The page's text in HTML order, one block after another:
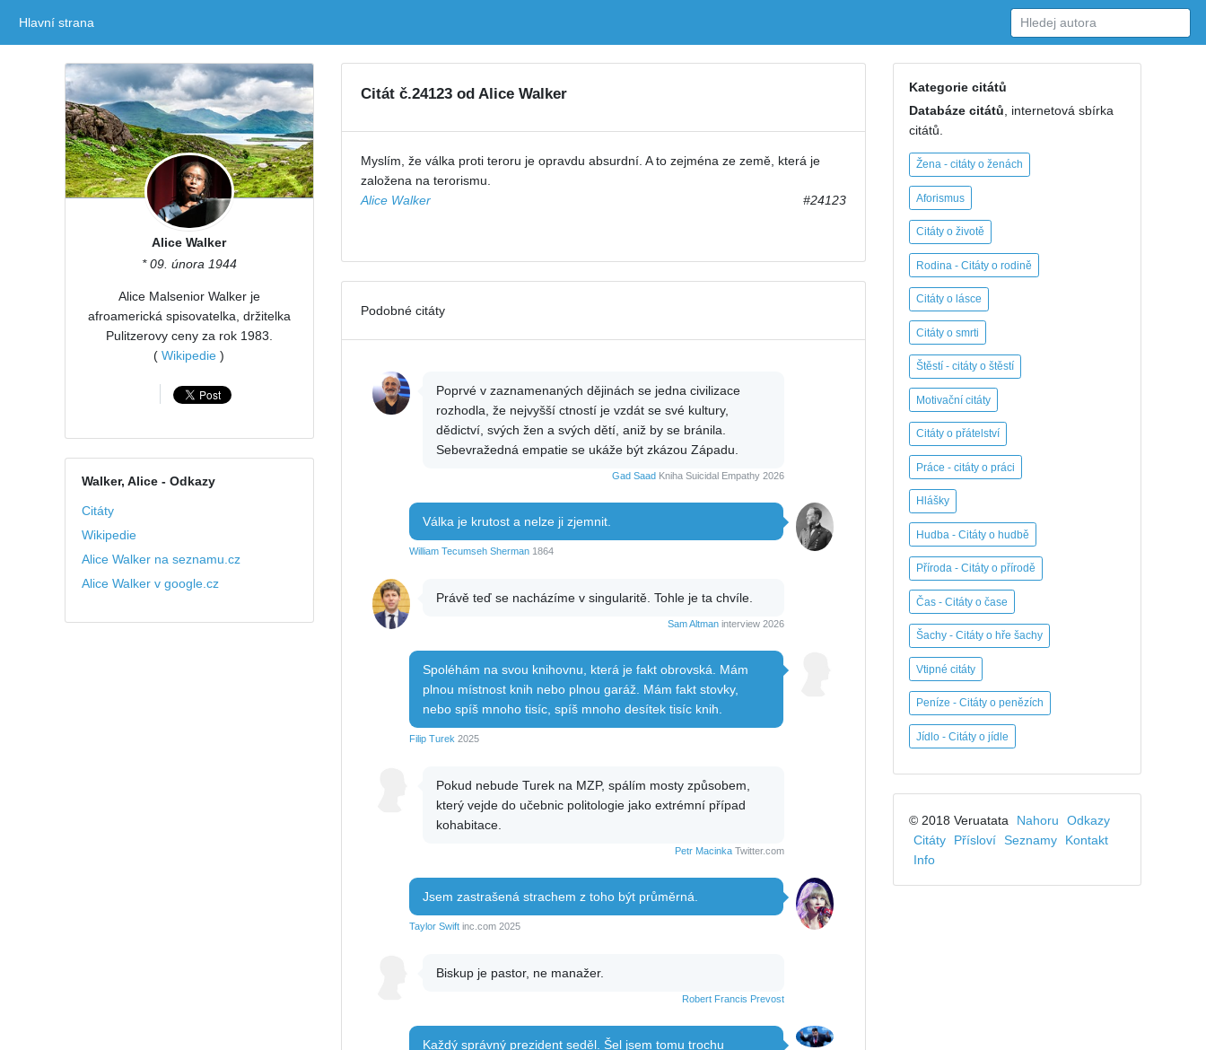
Hlavní strana
Alice Walker
* 09. února 1944
Alice Malsenior Walker je
afroamerická spisovatelka, držitelka
Pulitzerovy ceny za rok 1983.
(Wikipedie )
Walker, Alice- Odkazy
Citáty
Wikipedie
Alice Walker na seznamu.cz
Alice Walker v google.cz
Citát č.24123 od Alice Walker
Myslím, že válka proti teroru je opravdu absurdní. A to zejména ze země, která je
založena na terorismu.
Alice Walker
#24123
Podobné citáty
Poprvé v zaznamenaných dějinách se jedna civilizace
rozhodla, že nejvyšší ctností je vzdát se své kultury,
dědictví, svých žen a svých dětí, aniž by se bránila.
Sebevražedná empatie se ukáže být zkázou Západu.
Gad SaadKniha Suicidal Empathy 2026
Válka je krutost a nelze ji zjemnit.
William Tecumseh Sherman1864
Právě teď se nacházíme v singularitě. Tohle je ta chvíle.
Sam Altmaninterview 2026
Spoléhám na svou knihovnu, která je fakt obrovská. Mám
plnou místnost knih nebo plnou garáž. Mám fakt stovky,
nebo spíš mnoho tisíc, spíš mnoho desítek tisíc knih.
Filip Turek 2025
Pokud nebude Turek na MZP, spálím mosty způsobem,
který vejde do učebnic politologie jako extrémní případ
kohabitace.
Petr MacinkaTwitter.com
Jsem zastrašená strachem z toho být průměrná.
Taylor Swiftinc.com 2025
Biskup je pastor, ne manažer.
Robert Francis Prevost
Každý správný prezident seděl. Šel jsem tomu trochu
Kategorie citátů
Databáze citátů , internetová sbírka
citátů.
Žena - citáty o ženách
Aforismus
Citáty o životě
Rodina - Citáty o rodině
Citáty o lásce
Citáty o smrti
Štěstí - citáty o štěstí
Motivační citáty
Citáty o přátelství
Práce - citáty o práci
Hlášky
Hudba - Citáty o hudbě
Příroda - Citáty o přírodě
Čas - Citáty o čase
Šachy - Citáty o hře šachy
Vtipné citáty
Peníze - Citáty o penězích
Jídlo - Citáty o jídle
© 2018 Veruatata Nahoru
Odkazy
Citáty
Přísloví Seznamy
Kontakt
Info